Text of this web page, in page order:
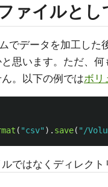
ァイルとし
でデータを加工した
思います。ただ、
。以下の例ではボリ
( "csv" ). save( " /
ではなくディレクト